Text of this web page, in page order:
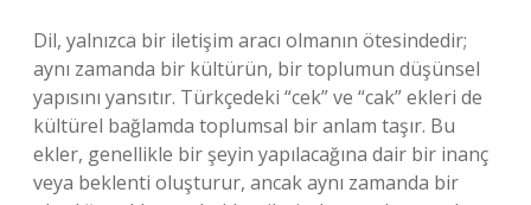
Dil, yalnızca bir iletişim aracı olmanın ötesindedir;
aynı zamanda bir kültürün, bir toplumun düşünsel
yapısını yansıtır. Türkçedeki “cek” ve “cak” ekleri de
kültürel bağlamda toplumsal bir anlam taşır. Bu
ekler, genellikle bir şeyin yapılacağına dair bir inanç
veya beklenti oluşturur, ancak aynı zamanda bir